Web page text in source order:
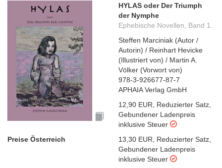
HYLAS oder Der Triumph
der Nymphe
Ephebische Novellen, Band 1.
Steffen Marciniak (Autor /
Autorin) / Reinhart Hevicke
(Illustriert von) / Martin A.
Völker (Vorwort von)
978-3-926677-87-7
APHAIA Verlag GmbH
12,90 EUR
Reduzierter Satz
Gebundener Ladenpreis
inklusive Steuer
Preise Österreich
13,30 EUR Reduzierter Satz
Gebundener Ladenpreis
inklusive Steuer